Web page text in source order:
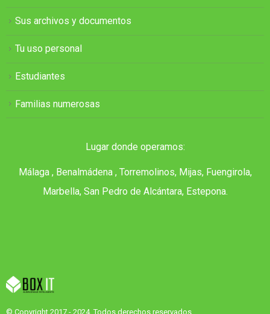
Sus archivos y documentos
Tu uso personal
Estudiantes
Familias numerosas
Lugar donde operamos:
Málaga , Benalmádena , Torremolinos, Mijas, Fuengirola,
Marbella, San Pedro de Alcántara, Estepona.
© Copyright 2017 - 2024. Todos derechos reservados.